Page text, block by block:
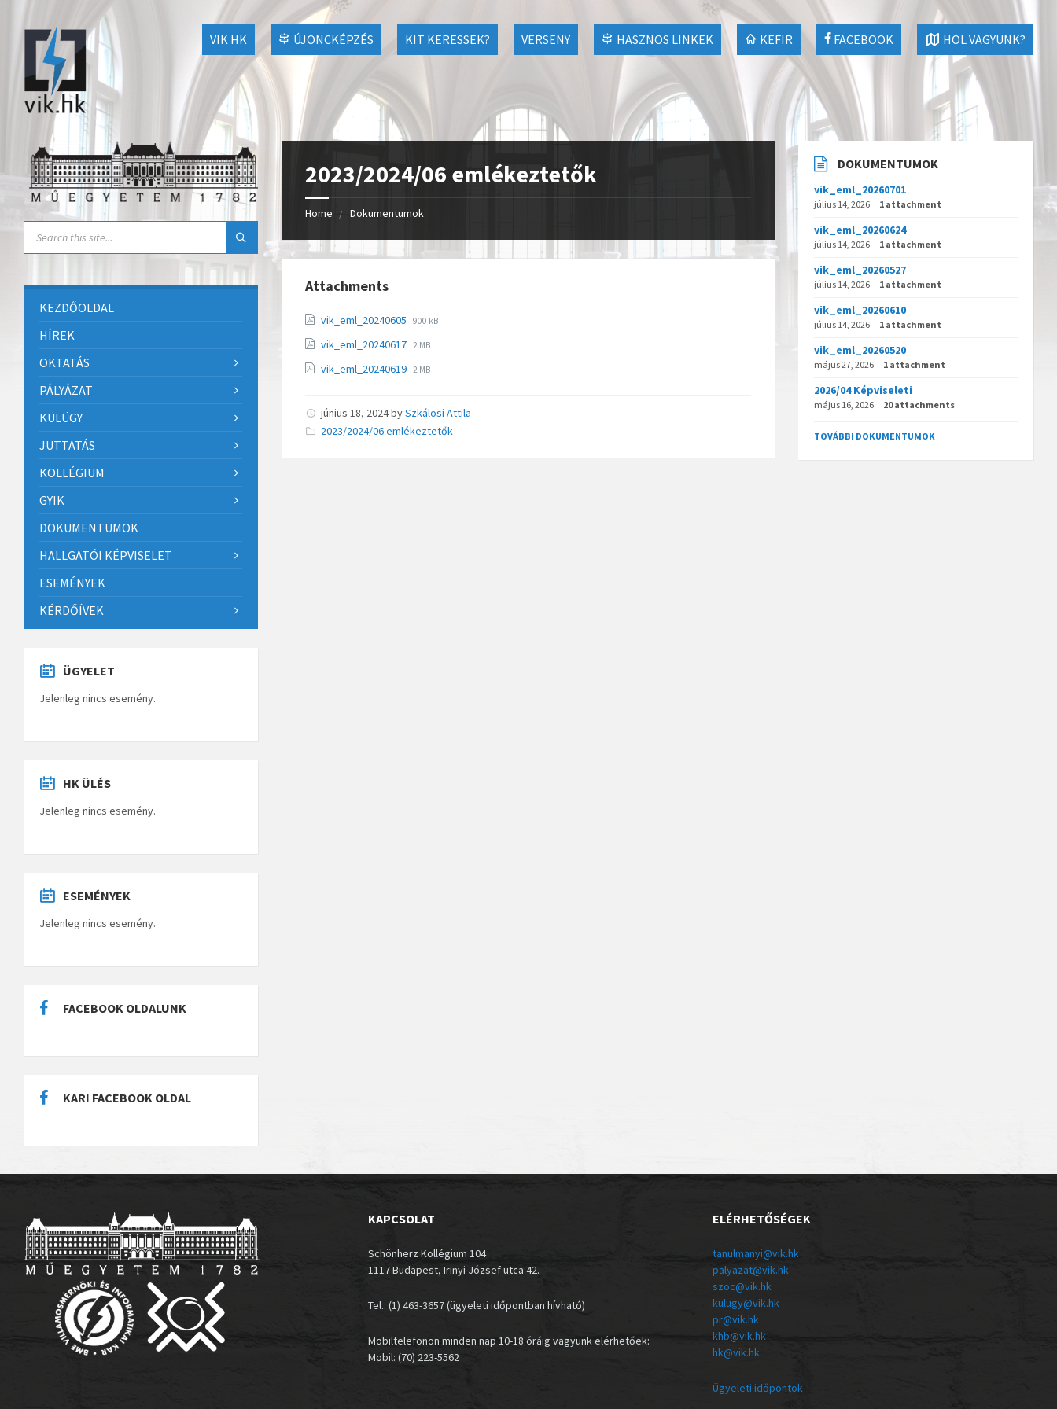
VIK HK ÚJONCKÉPZÉS KIT KERESSEK? VERSENY HASZNOS LINKEK KEFIR FACEBOOK HOL VAGYUNK?
2023/2024/06 emlékeztetők
Home Dokumentumok
Attachments
vik_eml_20240605 900 kB
vik_eml_20240617 2 MB
vik_eml_20240619 2 MB
június 18, 2024bySzkálosi Attila
Categories:
2023/2024/06 emlékeztetők
KEZDŐOLDAL
HÍREK
OKTATÁS
PÁLYÁZAT
KÜLÜGY
JUTTATÁS
KOLLÉGIUM
GYIK
DOKUMENTUMOK
HALLGATÓI KÉPVISELET
ESEMÉNYEK
KÉRDŐÍVEK
ÜGYELET
Jelenleg nincs esemény.
HK ÜLÉS
Jelenleg nincs esemény.
ESEMÉNYEK
Jelenleg nincs esemény.
FACEBOOK OLDALUNK
KARI FACEBOOK OLDAL
DOKUMENTUMOK
vik_eml_20260701
július 14, 2026 1 attachment
vik_eml_20260624
július 14, 2026 1 attachment
vik_eml_20260527
július 14, 2026 1 attachment
vik_eml_20260610
július 14, 2026 1 attachment
vik_eml_20260520
május 27, 2026 1 attachment
2026/04 Képviseleti
május 16, 2026 20 attachments
TOVÁBBI DOKUMENTUMOK
KAPCSOLAT
Schönherz Kollégium 104
1117 Budapest, Irinyi József utca 42.
Tel.: (1) 463-3657 (ügyeleti időpontban hívható)
Mobiltelefonon minden nap 10-18 óráig vagyunk elérhetőek:
Mobil: (70) 223-5562
ELÉRHETŐSÉGEK
tanulmanyi@vik.hk
palyazat@vik.hk
szoc@vik.hk
kulugy@vik.hk
pr@vik.hk
khb@vik.hk
hk@vik.hk
Ügyeleti időpontok